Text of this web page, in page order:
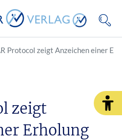
Protocol zeigt Anzeichen einer
zeigt
Erholung